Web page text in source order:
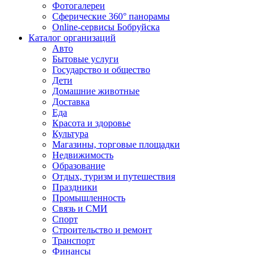
Фотогалереи
Сферические 360° панорамы
Online-сервисы Бобруйска
Каталог организаций
Авто
Бытовые услуги
Государство и общество
Дети
Домашние животные
Доставка
Еда
Красота и здоровье
Культура
Магазины, торговые площадки
Недвижимость
Образование
Отдых, туризм и путешествия
Праздники
Промышленность
Связь и СМИ
Спорт
Строительство и ремонт
Транспорт
Финансы